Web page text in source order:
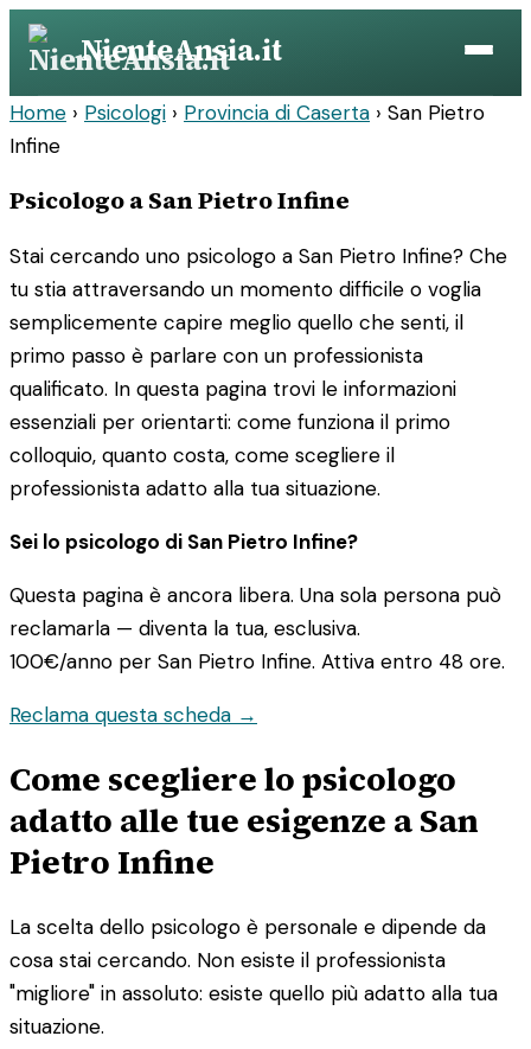
Vai
contenuto
NienteAnsia.it
Home › Psicologi › Provincia di Caserta › San Pietro
Infine
Psicologo a San Pietro Infine
Stai cercando uno psicologo a San Pietro Infine? Che
tu stia attraversando un momento difficile o voglia
semplicemente capire meglio quello che senti, il
primo passo è parlare con un professionista
qualificato. In questa pagina trovi le informazioni
essenziali per orientarti: come funziona il primo
colloquio, quanto costa, come scegliere il
professionista adatto alla tua situazione.
Sei lo psicologo di San Pietro Infine?
Questa pagina è ancora libera. Una sola persona può
reclamarla — diventa la tua, esclusiva.
100€/anno per San Pietro Infine. Attiva entro 48 ore.
Reclama questa scheda →
Come scegliere lo psicologo
adatto alle tue esigenze a San
Pietro Infine
La scelta dello psicologo è personale e dipende da
cosa stai cercando. Non esiste il professionista
"migliore" in assoluto: esiste quello più adatto alla tua
situazione.